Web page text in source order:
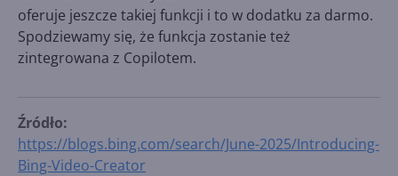
oferuje jeszcze takiej funkcji i to w dodatku za darmo.
Spodziewamy się, że funkcja zostanie też
zintegrowana z Copilotem.
Źródło:
https://blogs.bing.com/search/June-2025/Introducing-
Bing-Video-Creator